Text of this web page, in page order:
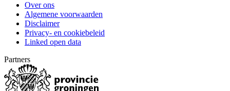
Over ons
Algemene voorwaarden
Disclaimer
Privacy- en cookiebeleid
Linked open data
Partners